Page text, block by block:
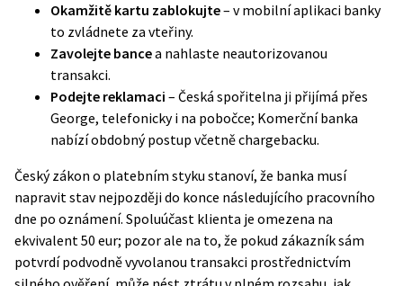
Okamžitě kartu zablokujte– v mobilní aplikaci banky
to zvládnete za vteřiny.
Zavolejte bancea nahlaste neautorizovanou
transakci.
Podejte reklamaci – Česká spořitelna ji přijímá přes
George, telefonicky i na pobočce; Komerční banka
nabízí obdobný postup včetně chargebacku.
Český zákon o platebním styku stanoví, že banka musí
napravit stav nejpozději do konce následujícího pracovního
dne po oznámení. Spoluúčast klienta je omezena na
ekvivalent 50 eur; pozor ale na to, že pokud zákazník sám
potvrdí podvodně vyvolanou transakci prostřednictvím